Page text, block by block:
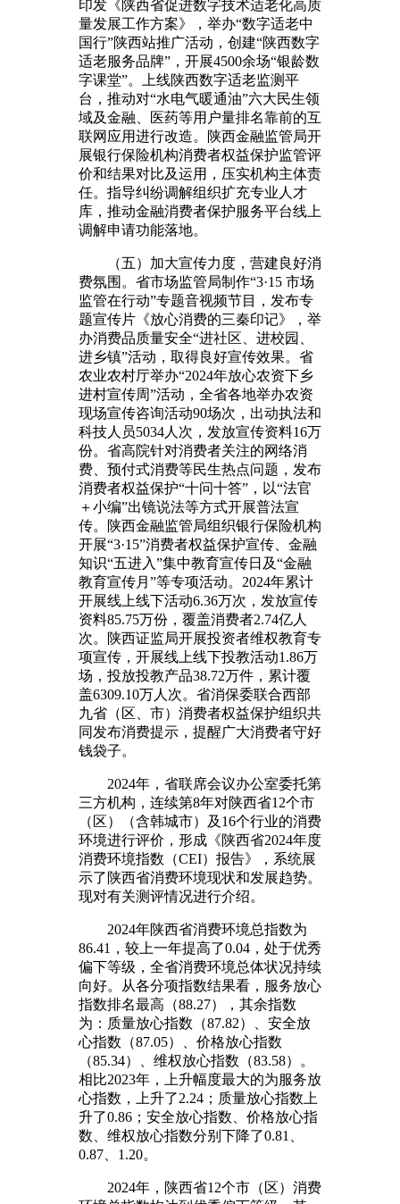
印发《陕西省促进数字技术适老化高质
量发展工作方案》，举办“数字适老中
国行”陕西站推广活动，创建“陕西数字
适老服务品牌”，开展4500余场“银龄数
字课堂”。上线陕西数字适老监测平
台，推动对“水电气暖通油”六大民生领
域及金融、医药等用户量排名靠前的互
联网应用进行改造。陕西金融监管局开
展银行保险机构消费者权益保护监管评
价和结果对比及运用，压实机构主体责
任。指导纠纷调解组织扩充专业人才
库，推动金融消费者保护服务平台线上
调解申请功能落地。
（五）加大宣传力度，营建良好消
费氛围。省市场监管局制作“3·15 市场
监管在行动”专题音视频节目，发布专
题宣传片《放心消费的三秦印记》，举
办消费品质量安全“进社区、进校园、
进乡镇”活动，取得良好宣传效果。省
农业农村厅举办“2024年放心农资下乡
进村宣传周”活动，全省各地举办农资
现场宣传咨询活动90场次，出动执法和
科技人员5034人次，发放宣传资料16万
份。省高院针对消费者关注的网络消
费、预付式消费等民生热点问题，发布
消费者权益保护“十问十答”，以“法官
＋小编”出镜说法等方式开展普法宣
传。陕西金融监管局组织银行保险机构
开展“3·15”消费者权益保护宣传、金融
知识“五进入”集中教育宣传日及“金融
教育宣传月”等专项活动。2024年累计
开展线上线下活动6.36万次，发放宣传
资料85.75万份，覆盖消费者2.74亿人
次。陕西证监局开展投资者维权教育专
项宣传，开展线上线下投教活动1.86万
场，投放投教产品38.72万件，累计覆
盖6309.10万人次。省消保委联合西部
九省（区、市）消费者权益保护组织共
同发布消费提示，提醒广大消费者守好
钱袋子。
2024年，省联席会议办公室委托第
三方机构，连续第8年对陕西省12个市
（区）（含韩城市）及16个行业的消费
环境进行评价，形成《陕西省2024年度
消费环境指数（CEI）报告》，系统展
示了陕西省消费环境现状和发展趋势。
现对有关测评情况进行介绍。
2024年陕西省消费环境总指数为
86.41，较上一年提高了0.04，处于优秀
偏下等级，全省消费环境总体状况持续
向好。从各分项指数结果看，服务放心
指数排名最高（88.27），其余指数
为：质量放心指数（87.82）、安全放
心指数（87.05）、价格放心指数
（85.34）、维权放心指数（83.58）。
相比2023年，上升幅度最大的为服务放
心指数，上升了2.24；质量放心指数上
升了0.86；安全放心指数、价格放心指
数、维权放心指数分别下降了0.81、
0.87、1.20。
2024年，陕西省12个市（区）消费